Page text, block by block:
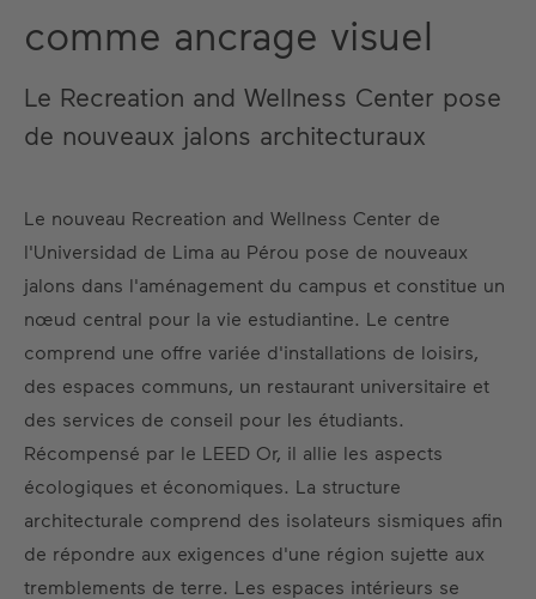
comme ancrage visuel
Le Recreation and Wellness Center pose
de nouveaux jalons architecturaux
Le nouveau Recreation and Wellness Center de
l'Universidad de Lima au Pérou pose de nouveaux
jalons dans l'aménagement du campus et constitue un
nœud central pour la vie estudiantine. Le centre
comprend une offre variée d'installations de loisirs,
des espaces communs, un restaurant universitaire et
des services de conseil pour les étudiants.
Récompensé par le LEED Or, il allie les aspects
écologiques et économiques. La structure
architecturale comprend des isolateurs sismiques afin
de répondre aux exigences d'une région sujette aux
tremblements de terre. Les espaces intérieurs se